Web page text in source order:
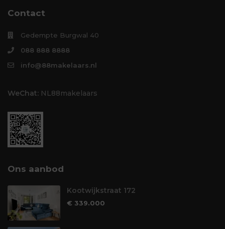
Contact
Gedempte Burgwal 40
088 888 8888
info@88makelaars.nl
WeChat: NL88makelaars
Ons aanbod
Kootwijkstraat 172
€ 339.000